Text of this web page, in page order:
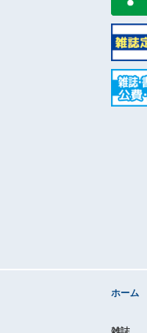
ホーム